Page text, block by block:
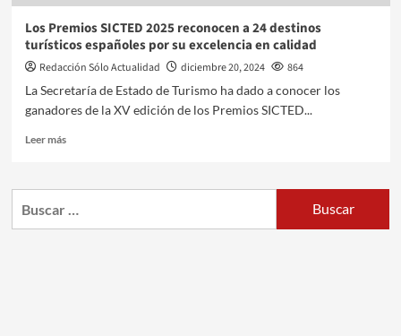
Los Premios SICTED 2025 reconocen a 24 destinos
turísticos españoles por su excelencia en calidad
Redacción Sólo Actualidad diciembre 20, 2024
864
La Secretaría de Estado de Turismo ha dado a conocer los
ganadores de la XV edición de los Premios SICTED...
Leer más